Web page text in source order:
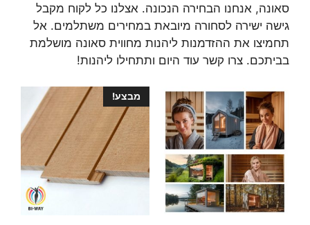
סאונה, אנחנו הבחירה הנכונה. אצלנו כל לקוח מקבל
גישה ישירה לסחורה מיובאת במחירים משתלמים. אל
תחמיצו את ההזדמנות ליהנות מחווית סאונה מושלמת
בביתכם. צרו קשר עוד היום ותתחילו ליהנות!
מבצע!